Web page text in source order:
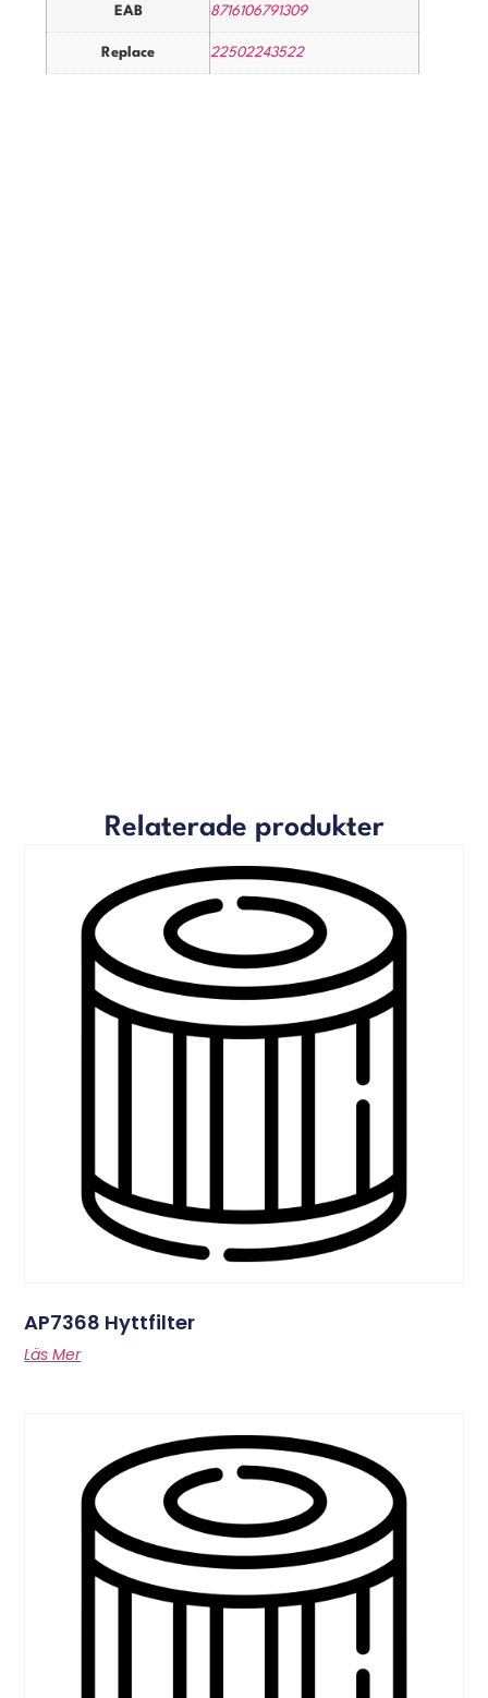
EAB 8716106791309
Replace 22502243522
Relaterade produkter
AP7368 Hyttfilter
Läs Mer